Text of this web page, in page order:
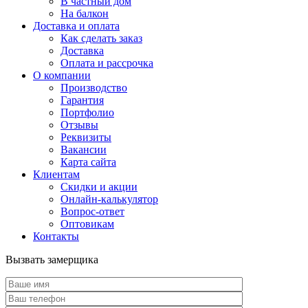
На балкон
Доставка и оплата
Как сделать заказ
Доставка
Оплата и рассрочка
О компании
Производство
Гарантия
Портфолио
Отзывы
Реквизиты
Вакансии
Карта сайта
Клиентам
Скидки и акции
Онлайн-калькулятор
Вопрос-ответ
Оптовикам
Контакты
Вызвать замерщика